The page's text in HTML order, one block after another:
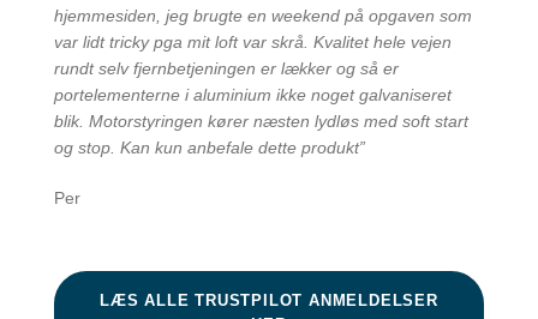
hjemmesiden, jeg brugte en weekend på opgaven som
var lidt tricky pga mit loft var skrå. Kvalitet hele vejen
rundt selv fjernbetjeningen er lækker og så er
portelementerne i aluminium ikke noget galvaniseret
blik. Motorstyringen kører næsten lydløs med soft start
og stop. Kan kun anbefale dette produkt”
Per
LÆS ALLE TRUSTPILOT ANMELDELSER